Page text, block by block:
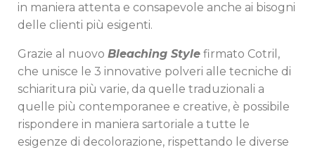
in maniera attenta e consapevole anche ai bisogni
delle clienti più esigenti.
Grazie al nuovo Bleaching Style firmato Cotril,
che unisce le 3 innovative polveri alle tecniche di
schiaritura più varie, da quelle traduzionali a
quelle più contemporanee e creative, è possibile
rispondere in maniera sartoriale a tutte le
esigenze di decolorazione, rispettando le diverse